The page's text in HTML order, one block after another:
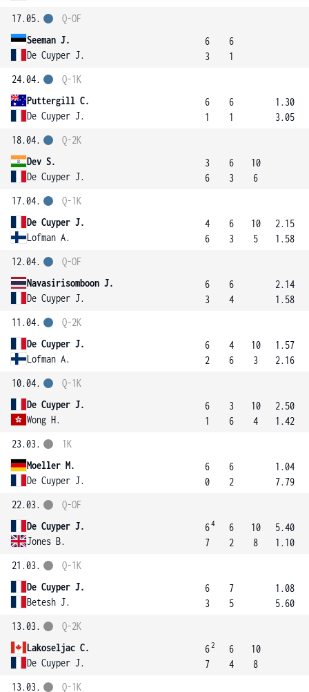
17.05.
Seeman J.
De Cuyper J.
Q-OF
6
3
6
1
24.04.
Puttergill C.
De Cuyper J.
Q-1K
6
1
6
1
1.30
3.05
18.04.
Dev S.
De Cuyper J.
Q-2K
3
6
6
3
10
6
17.04.
De Cuyper J.
Lofman A.
Q-1K
4
6
6
3
10
5
2.15
1.58
12.04.
Navasirisomboon J.
De Cuyper J.
Q-OF
6
3
6
4
2.14
1.58
11.04.
De Cuyper J.
Lofman A.
Q-2K
6
2
4
6
10
3
1.57
2.16
10.04.
De Cuyper J.
Wong H.
Q-1K
6
1
3
6
10
4
2.50
1.42
23.03.
Moeller M.
De Cuyper J.
1K
6
0
6
2
1.04
7.79
22.03.
De Cuyper J.
Jones B.
Q-OF
64
7
6
2
10
8
5.40
1.10
21.03.
De Cuyper J.
Betesh J.
Q-1K
6
3
7
5
1.08
5.60
13.03.
Lakoseljac C.
De Cuyper J.
Q-2K
62
7
6
4
10
8
13.03.
Q-1K